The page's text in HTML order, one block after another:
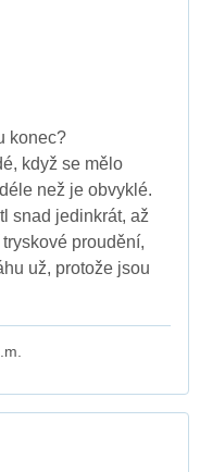
konec?
když se mělo
než je obvyklé.
snad jedinkrát, až
proudění,
už, protože jsou